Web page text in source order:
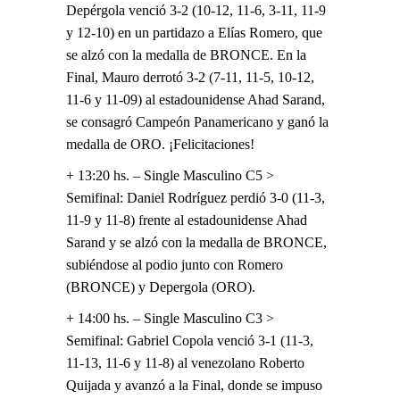
Depérgola venció 3-2 (10-12, 11-6, 3-11, 11-9
y 12-10) en un partidazo a Elías Romero, que
se alzó con la medalla de BRONCE. En la
Final, Mauro derrotó 3-2 (7-11, 11-5, 10-12,
11-6 y 11-09) al estadounidense Ahad Sarand,
se consagró Campeón Panamericano y ganó la
medalla de ORO. ¡Felicitaciones!
+ 13:20 hs. – Single Masculino C5 >
Semifinal: Daniel Rodríguez perdió 3-0 (11-3,
11-9 y 11-8) frente al estadounidense Ahad
Sarand y se alzó con la medalla de BRONCE,
subiéndose al podio junto con Romero
(BRONCE) y Depergola (ORO).
+ 14:00 hs. – Single Masculino C3 >
Semifinal: Gabriel Copola venció 3-1 (11-3,
11-13, 11-6 y 11-8) al venezolano Roberto
Quijada y avanzó a la Final, donde se impuso